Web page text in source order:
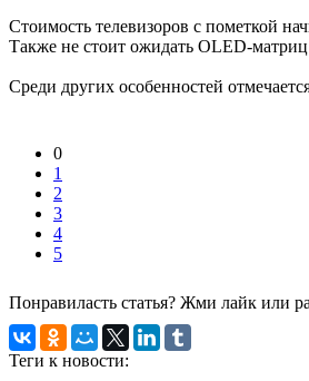
Стоимость телевизоров с пометкой
Также не стоит ожидать OLED-
Среди других особенностей
0
1
2
3
4
5
Понравиласть статья? Жми лайк или
Теги к новости: